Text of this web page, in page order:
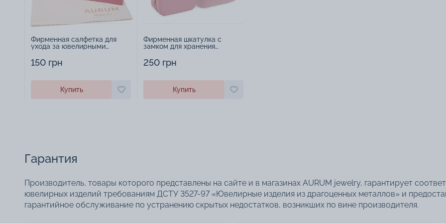
Фирменная салфетка для
ухода за ювелирными
150 грн
Купить
Фирменная шкатулка с
замком для хранения
250 грн
Купить
Гарантия
Производитель, товары которого представлены на сайте и в магазинах AURUM jewelry, гарантирует
ювелирных изделий требованиям ДСТУ 3527-97 «Ювелирные изделия из драгоценных металлов» и
гарантийное обслуживание по устранению скрытых недостатков, возникших по вине производителя.